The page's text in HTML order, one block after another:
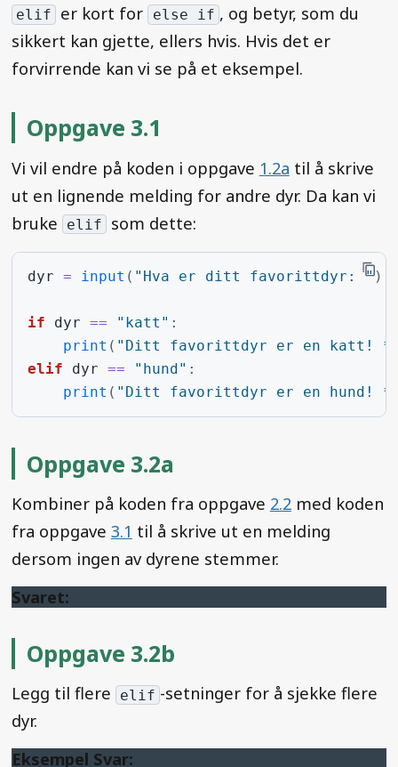
elif er kort for else if , og betyr, som du
sikkert kan gjette, ellers hvis. Hvis det er
forvirrende kan vi se på et eksempel.
Oppgave 3.1
Vi vil endre på koden i oppgave 1.2a til å skrive
ut en lignende melding for andre dyr. Da kan vi
bruke
elif som dette:
dyr = input ( "Hva er ditt favorittdyr: ")
if dyr == "katt" :
print ( "Ditt favorittdyr er en katt!
elif
dyr == "hund" :
print ( "Ditt favorittdyr er en hund!
Oppgave 3.2a
Kombiner på koden fra oppgave 2.2med koden
fra oppgave 3.1 til å skrive ut en melding
dersom ingen av dyrene stemmer.
Svaret:
Oppgave 3.2b
Legg til flere elif -setninger for å sjekke flere
dyr.
Eksempel Svar: